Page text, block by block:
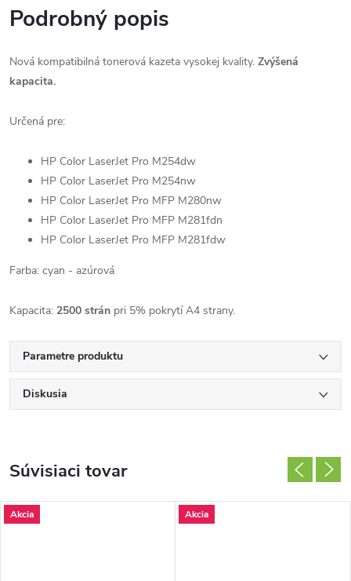
Podrobný popis
Nová kompatibilná tonerová kazeta vysokej kvality. Zvýšená
kapacita.
Určená pre:
HP Color LaserJet Pro M254dw
HP Color LaserJet Pro M254nw
HP Color LaserJet Pro MFP M280nw
HP Color LaserJet Pro MFP M281fdn
HP Color LaserJet Pro MFP M281fdw
Farba: cyan - azúrová
Kapacita: 2500 strán pri 5% pokrytí A4 strany.
Parametre produktu
Diskusia
Súvisiaci tovar
Akcia Akcia